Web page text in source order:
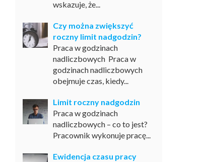
wskazuje, że...
Czy można zwiększyć
roczny limit nadgodzin?
Praca w godzinach
nadliczbowych Praca w
godzinach nadliczbowych
obejmuje czas, kiedy...
Limit roczny nadgodzin
Praca w godzinach
nadliczbowych – co to jest?
Pracownik wykonuje pracę...
Ewidencja czasu pracy